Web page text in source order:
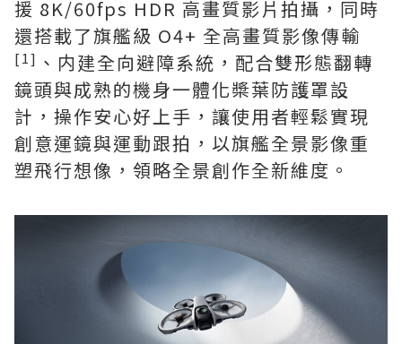
援 8K/60fps HDR 高畫質影片拍攝，同時
還搭載了旗艦級 O4+ 全高畫質影像傳輸
[1] 、内建全向避障系統，配合雙形態翻轉
鏡頭與成熟的機身一體化槳葉防護罩設
計，操作安心好上手，讓使用者輕鬆實現
創意運鏡與運動跟拍，以旗艦全景影像重
塑飛行想像，領略全景創作全新維度。